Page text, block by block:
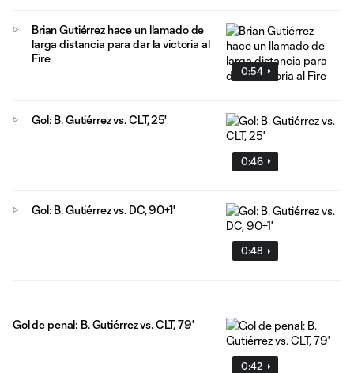
0:54
Brian Gutiérrez hace un llamado de
larga distancia para dar la victoria al
Fire
0:46
Gol: B. Gutiérrez vs. CLT, 25'
0:48
Gol: B. Gutiérrez vs. DC, 90+1'
0:42
Gol de penal: B. Gutiérrez vs. CLT, 79'